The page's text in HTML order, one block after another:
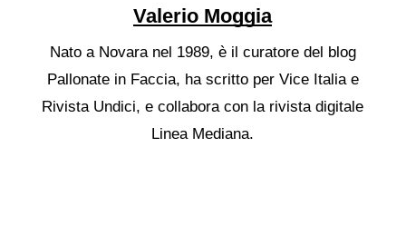
Valerio Moggia
Nato a Novara nel 1989, è il curatore del blog
Pallonate in Faccia, ha scritto per Vice Italia e
Rivista Undici, e collabora con la rivista digitale
Linea Mediana.